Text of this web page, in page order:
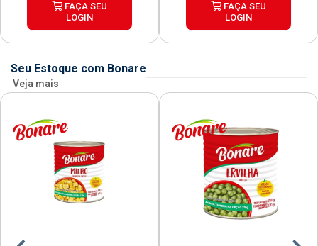
FAÇA SEU
LOGIN
FAÇA SEU
LOGIN
Seu Estoque com Bonare
Veja mais